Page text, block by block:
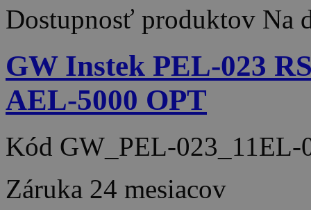
Dostupnosť produktov Na
GW Instek PEL-023
AEL-5000 OPT
Kód GW_PEL-023_11EL-
Záruka 24 mesiacov